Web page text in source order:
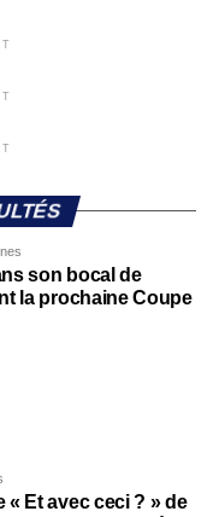
son bocal de
la prochaine Coupe
« Et avec ceci ? » de